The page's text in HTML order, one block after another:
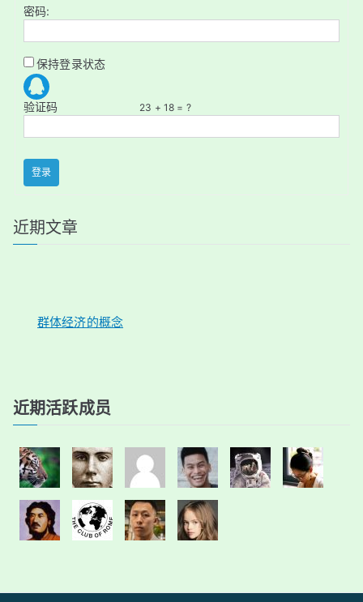
密码:
保持登录状态
验证码 23 + 18 = ?
登录
近期文章
群体经济的概念
近期活跃成员